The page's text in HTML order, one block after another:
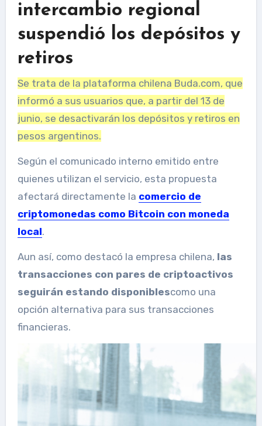
intercambio regional
suspendió los depósitos y
retiros
Se trata de la plataforma chilena Buda.com, que
informó a sus usuarios que, a partir del 13 de
junio, se desactivarán los depósitos y retiros en
pesos argentinos.
Según el comunicado interno emitido entre
quienes utilizan el servicio, esta propuesta
afectará directamente la comercio de
criptomonedas como Bitcoin con moneda
local.
Aun así, como destacó la empresa chilena, las
transacciones con pares de criptoactivos
seguirán estando disponiblescomo una
opción alternativa para sus transacciones
financieras.